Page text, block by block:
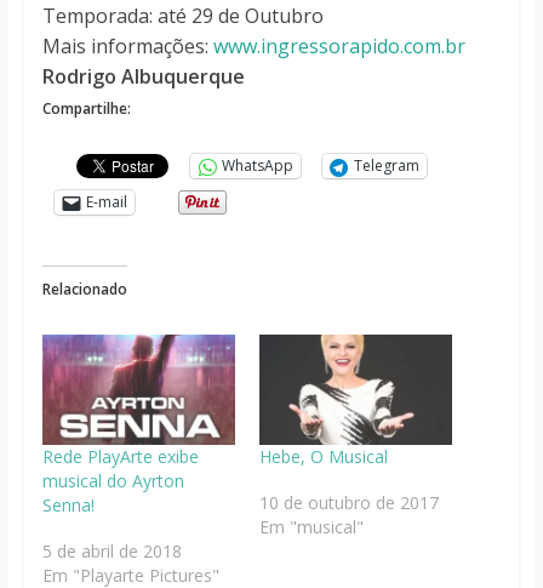
Temporada: até 29 de Outubro
Mais informações: www.ingressorapido.com.br
Rodrigo Albuquerque
Compartilhe:
WhatsApp
Telegram
E-mail
Relacionado
Rede PlayArte exibe
musical do Ayrton
Senna!
5 de abril de 2018
Em "Playarte Pictures"
Hebe, O Musical
10 de outubro de 2017
Em "musical"